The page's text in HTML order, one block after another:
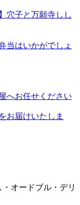
穴子と万願寺しし
当はいかがでしょ
へお任せください
お届けいたしま